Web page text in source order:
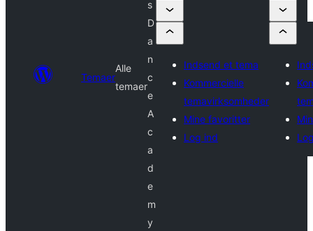
Temaer
Alle
temaer
s
D
a
n
c
e
A
c
a
d
e
m
y
Indsend et tema
Kommercielle
temavirksomheder
Mine favoritter
Log ind